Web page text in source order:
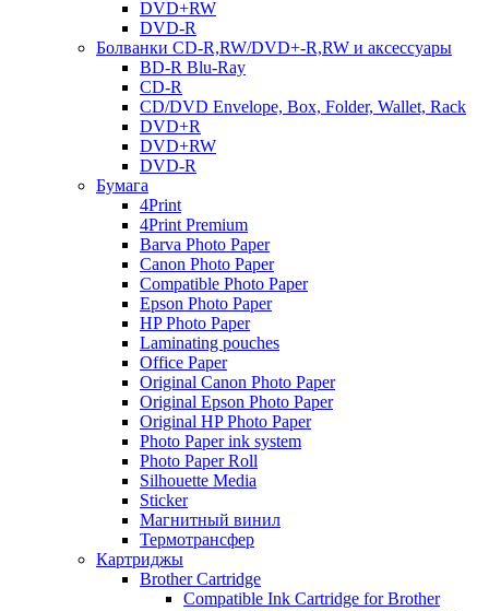
DVD+RW
DVD-R
Болванки CD-R,RW/DVD+-R,RW и аксессуары
BD-R Blu-Ray
CD-R
CD/DVD Envelope, Box, Folder, Wallet, Rack
DVD+R
DVD+RW
DVD-R
Бумага
4Print
4Print Premium
Barva Photo Paper
Canon Photo Paper
Compatible Photo Paper
Epson Photo Paper
HP Photo Paper
Laminating pouches
Office Paper
Original Canon Photo Paper
Original Epson Photo Paper
Original HP Photo Paper
Photo Paper ink system
Photo Paper Roll
Silhouette Media
Sticker
Магнитный винил
Термотрансфер
Картриджы
Brother Cartridge
Compatible Ink Cartridge for Brother